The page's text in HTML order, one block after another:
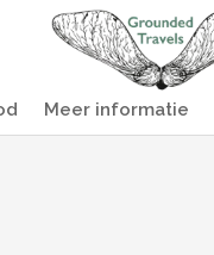
Meer informatie